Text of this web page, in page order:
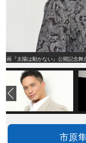
映画『太陽は動かない』公開記念
市原